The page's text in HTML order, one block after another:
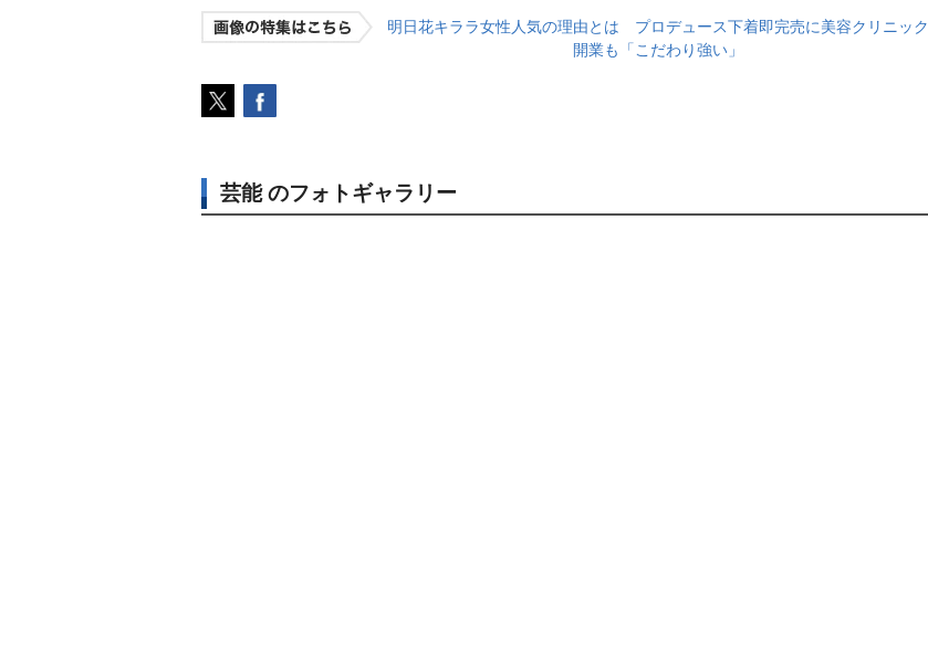
明日花キララ女性人気の理由とは プロデュース下着即完売に美容クリニック
開業も「こだわり強い」
芸能 のフォトギャラリー